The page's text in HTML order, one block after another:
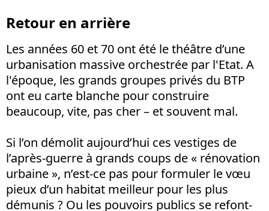
Retour en arrière
Les années 60 et 70 ont été le théâtre d’une
urbanisation massive orchestrée par l'Etat. A
l'époque, les grands groupes privés du BTP
ont eu carte blanche pour construire
beaucoup, vite, pas cher – et souvent mal.
Si l’on démolit aujourd’hui ces vestiges de
l’après-guerre à grands coups de « rénovation
urbaine », n’est-ce pas pour formuler le vœu
pieux d’un habitat meilleur pour les plus
démunis ? Ou les pouvoirs publics se refont-